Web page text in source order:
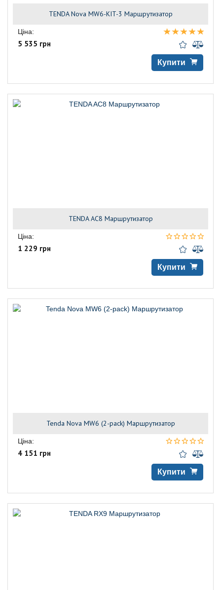
TENDA Nova MW6-KIT-3 Маршрутизатор
Ціна:
5 535 грн
Купити
TENDA AC8 Маршрутизатор
Ціна:
1 229 грн
Купити
Tenda Nova MW6 (2-pack) Маршрутизатор
Ціна:
4 151 грн
Купити